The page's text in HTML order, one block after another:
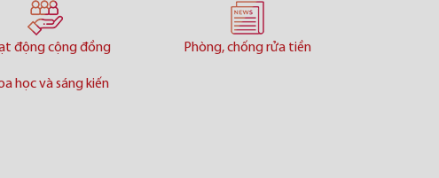
động cộng đồng Phòng, chống rửa tiền
học và sáng kiến